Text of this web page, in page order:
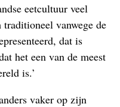
eetcultuur veel
vanwege de
dat is
het een van de meest
is.’
vaker op zijn